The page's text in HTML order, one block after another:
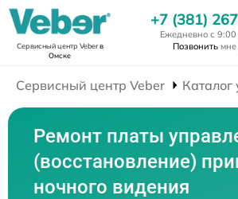
Сервисный центр Veberв
Омске
+7 (381)
Ежедневно с
Позвонить мне
Сервисный центр Veber Каталог
Ремонт платы
(восстановление)
ночного видения